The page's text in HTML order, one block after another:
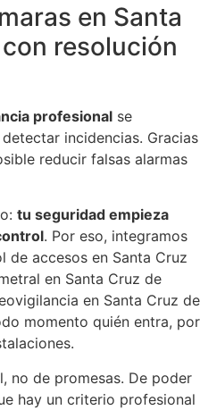
en Santa
resolución
profesional se
incidencias. Gracias
reducir falsas alarmas
tu seguridad empieza
. Por eso, integramos
de accesos en Santa Cruz
en Santa Cruz de
en Santa Cruz de
momento quién entra, por
no de promesas. De poder
hay un criterio profesional